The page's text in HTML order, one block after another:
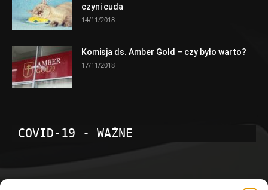
czyni cuda
14/11/2018
Komisja ds. Amber Gold – czy było warto?
17/11/2018
COVID-19 - WAŻNE